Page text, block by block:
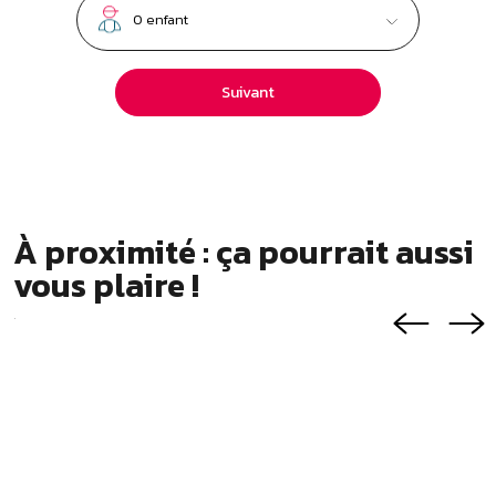
Suivant
À proximité : ça pourrait aussi
vous plaire !
.